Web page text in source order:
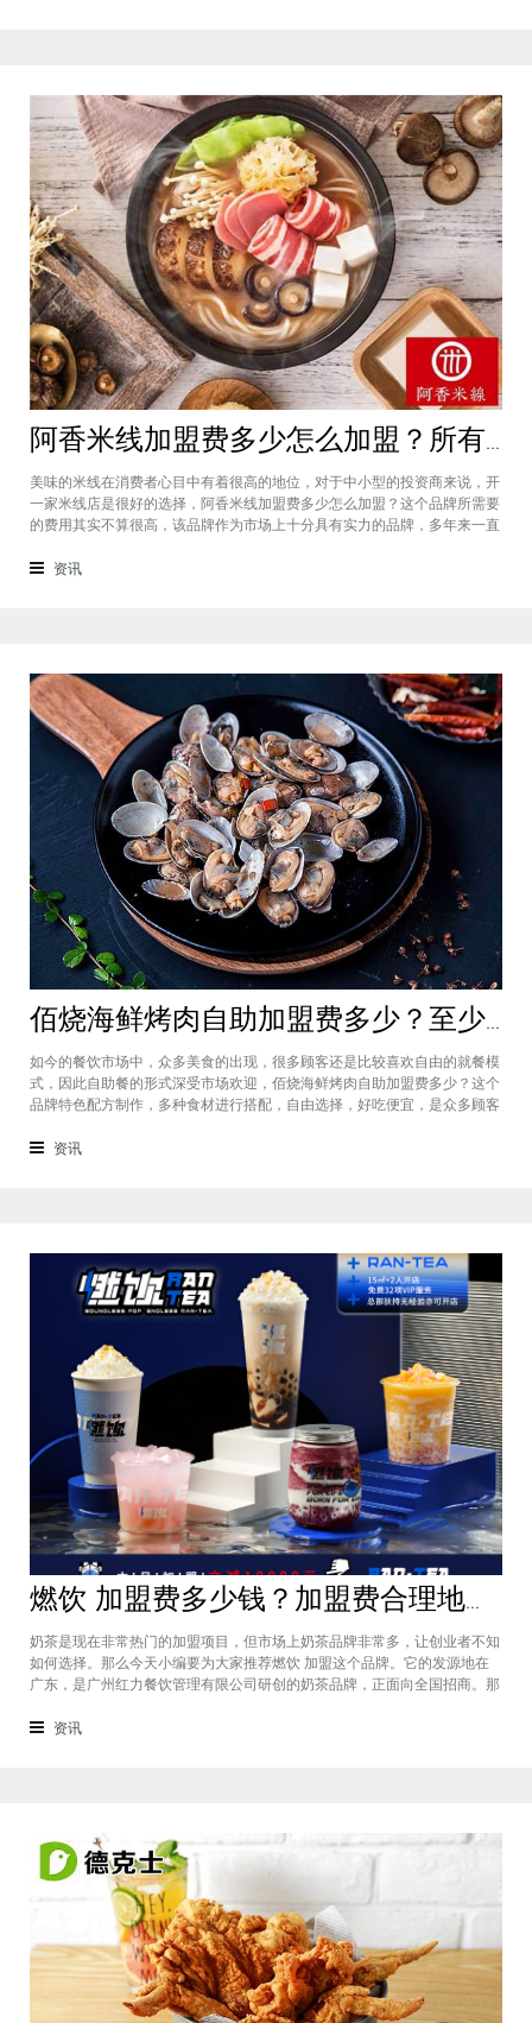
阿香米线加盟费多少怎么加盟？所有问题一一在本文给您解答
美味的米线在消费者心目中有着很高的地位，对于中小型的投资商来说，开
一家米线店是很好的选择，阿香米线加盟费多少怎么加盟？这个品牌所需要
的费用其实不算很高，该品牌作为市场上十分具有实力的品牌，多年来一直
一一说明它的费用和流程吧。阿香米线加盟费用多少？选择这个品牌加盟的
资讯
佰烧海鲜烤肉自助加盟费多少？至少需要18.73-22.96元方可加盟
如今的餐饮市场中，众多美食的出现，很多顾客还是比较喜欢自由的就餐模
式，因此自助餐的形式深受市场欢迎，佰烧海鲜烤肉自助加盟费多少？这个
品牌特色配方制作，多种食材进行搭配，自由选择，好吃便宜，是众多顾客
间，下面就一起来看看吧。佰烧海鲜烤肉自助加盟费多少？这个品牌的投资
资讯
燃饮 加盟费多少钱？加盟费合理地级城市总投资仅需30万元
奶茶是现在非常热门的加盟项目，但市场上奶茶品牌非常多，让创业者不知
如何选择。那么今天小编要为大家推荐燃饮 加盟这个品牌。它的发源地在
广东，是广州红力餐饮管理有限公司研创的奶茶品牌，正面向全国招商。那
编将为您进行新一轮的费用分析，相信大家看过之后心中会有一定的了解。
资讯